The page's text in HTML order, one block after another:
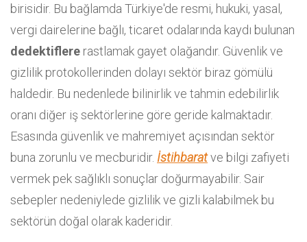
birisidir. Bu bağlamda Türkiye'de resmi, hukuki, yasal,
vergi dairelerine bağlı, ticaret odalarında kaydı bulunan
dedektiflere rastlamak gayet olağandır. Güvenlik ve
gizlilik protokollerinden dolayı sektör biraz gömülü
haldedir. Bu nedenlede bilinirlik ve tahmin edebilirlik
oranı diğer iş sektörlerine göre geride kalmaktadır.
Esasında güvenlik ve mahremiyet açısından sektör
buna zorunlu ve mecburidir. İstihbaratve bilgi zafiyeti
vermek pek sağlıklı sonuçlar doğurmayabilir. Sair
sebepler nedeniylede gizlilik ve gizli kalabilmek bu
sektörün doğal olarak kaderidir.